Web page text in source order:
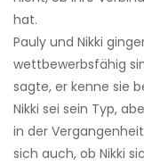
hat.
Pauly und Nikki
wettbewerbsfähig
sagte, er kenne sie
Nikki sei sein Typ,
in der
sich auch, ob Nikki